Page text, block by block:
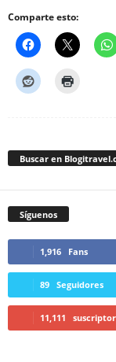
Comparte esto:
Buscar en
Síguenos
1,916 Fans
89 Seguidores
11,111